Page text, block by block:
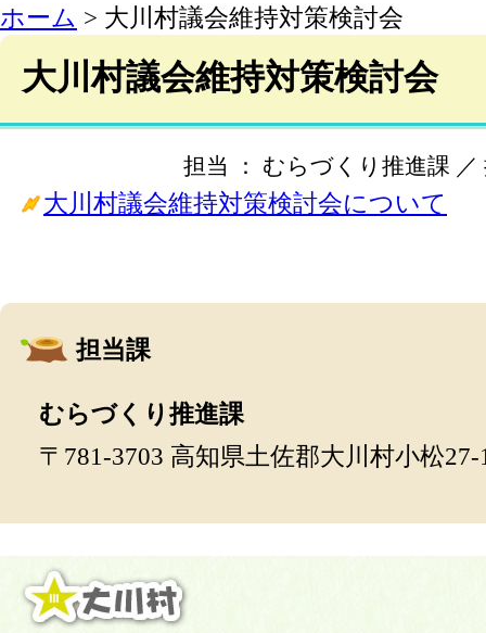
ホーム > 大川村議会維持対策検討会
大川村議会維持対策検討会
担当 ： むらづくり推進課 ／
大川村議会維持対策検討会について
担当課
むらづくり推進課
〒781-3703 高知県土佐郡大川村小松27-